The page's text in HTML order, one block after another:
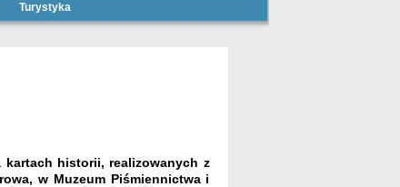
Turystyka
kartach historii, realizowanych z
w Muzeum Piśmiennictwa i